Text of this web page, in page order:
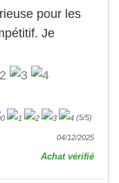
pour les
Je
(5/5)
04/12/2025
Achat vérifié